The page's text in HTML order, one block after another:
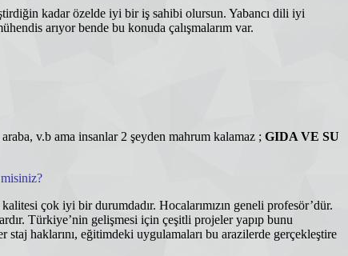
kadar özelde iyi bir iş sahibi olursun. Yabancı dili iyi
arıyor bende bu konuda çalışmalarım var.
v.b ama insanlar 2 şeyden mahrum kalamaz ; GIDA VE SU
çok iyi bir durumdadır. Hocalarımızın geneli profesör’dür.
Türkiye’nin gelişmesi için çeşitli projeler yapıp bunu
haklarını, eğitimdeki uygulamaları bu arazilerde gerçekleştire